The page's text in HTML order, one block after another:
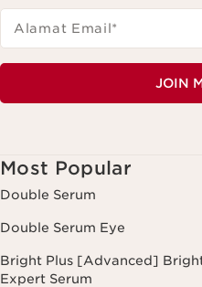
Alamat Email*
JOIN
Most Popular
Double Serum
Double Serum Eye
Bright Plus [Advanced]
Expert Serum